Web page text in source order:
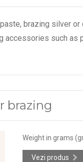
brazing silver
accessories such
brazing
Weight in grams
Vezi produs